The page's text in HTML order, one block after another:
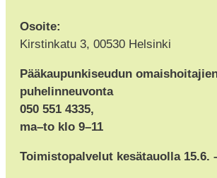
Osoite:
Kirstinkatu 3, 00530 Helsinki
Pääkaupunkiseudun
puhelinneuvonta
050 551 4335,
ma–to klo 9–11
Toimistopalvelut kesätauolla 15.6.